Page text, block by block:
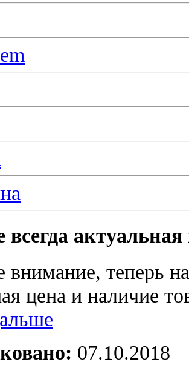
всегда
внимание, теперь
цена и наличие
07.10.2018